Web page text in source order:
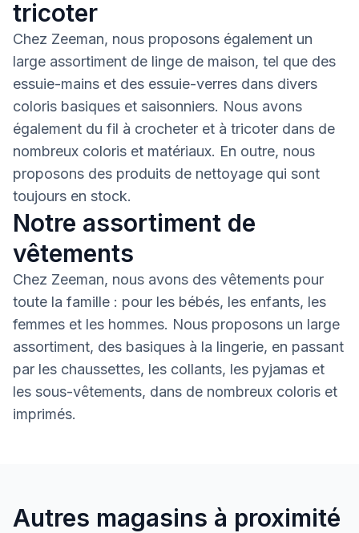
tricoter
Chez Zeeman, nous proposons également un
large assortiment de linge de maison, tel que des
essuie-mains et des essuie-verres dans divers
coloris basiques et saisonniers. Nous avons
également du fil à crocheter et à tricoter dans de
nombreux coloris et matériaux. En outre, nous
proposons des produits de nettoyage qui sont
toujours en stock.
Notre assortiment de
vêtements
Chez Zeeman, nous avons des vêtements pour
toute la famille : pour les bébés, les enfants, les
femmes et les hommes. Nous proposons un large
assortiment, des basiques à la lingerie, en passant
par les chaussettes, les collants, les pyjamas et
les sous-vêtements, dans de nombreux coloris et
imprimés.
Autres magasins à proximité